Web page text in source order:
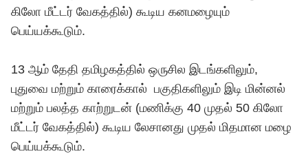
கிலோ மீட்டர் வேகத்தில்) கூடிய கனமழையும்
பெய்யக்கூடும்.
13 ஆம் தேதி தமிழகத்தில் ஒருசில இடங்களிலும்,
புதுவை மற்றும் காரைக்கால் பகுதிகளிலும் இடி மின்னல்
மற்றும் பலத்த காற்றுடன் (மணிக்கு 40 முதல் 50 கிலோ
மீட்டர் வேகத்தில்) கூடிய லேசானது முதல் மிதமான மழை
பெய்யக்கூடும்.